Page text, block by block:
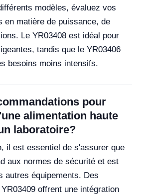
modèles, évaluez vos
en matière de puissance, de
Le YR03408 est idéal pour
tandis que le YR03406
besoins moins intensifs.
pour
alimentation haute
laboratoire?
il est essentiel de s'assurer que
aux normes de sécurité et est
autres équipements. Des
offrent une intégration